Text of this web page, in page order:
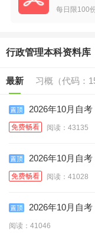
每日限100
行政管理本科资料库
最新 习概（代码：
2026年10月自
免费畅看 阅读：43135
2026年10月自
免费畅看 阅读：41028
2026年10月自
阅读：41046